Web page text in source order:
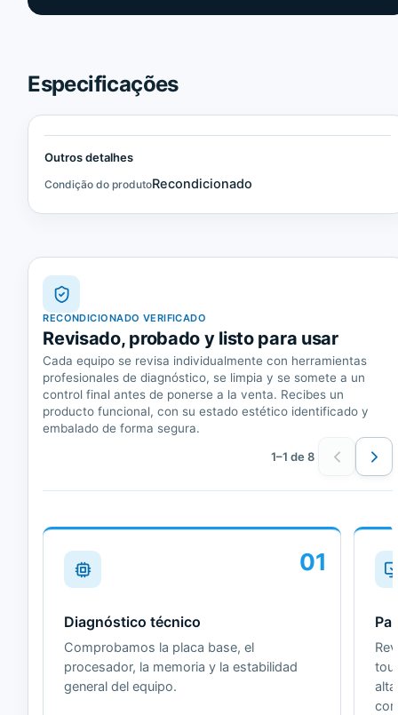
Especificações
Outros detalhes
Condição do produtoRecondicionado
RECONDICIONADO VERIFICADO
Revisado, probado y listo para usar
Cada equipo se revisa individualmente con herramientas
profesionales de diagnóstico, se limpia y se somete a un
control final antes de ponerse a la venta. Recibes un
producto funcional, con su estado estético identificado y
embalado de forma segura.
1–1 de 8
01
Diagnóstico técnico
Comprobamos la placa base, el
procesador, la memoria y la estabilidad
general del equipo.